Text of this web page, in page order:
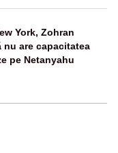
York, Zohran
nu are capacitatea
pe Netanyahu